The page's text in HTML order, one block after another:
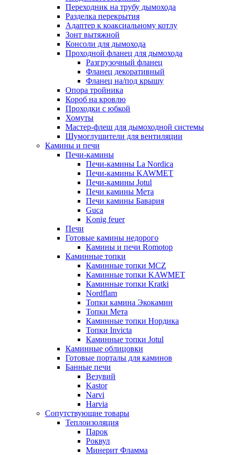
Переходник на трубу дымохода
Разделка перекрытия
Адаптер к коаксиальному котлу
Зонт вытяжной
Консоли для дымохода
Проходной фланец для дымохода
Разгрузочный фланец
Фланец декоративный
Фланец на/под крышу
Опора тройника
Короб на кровлю
Проходки с юбкой
Хомуты
Мастер-флеш для дымоходной системы
Шумоглушители для вентиляции
Камины и печи
Печи-камины
Печи-камины La Nordica
Печи-камины KAWMET
Печи-камины Jotul
Печи камины Мета
Печи камины Бавария
Guca
Konig feuer
Печи
Готовые камины недорого
Камины и печи Romotop
Каминные топки
Каминные топки MCZ
Каминные топки KAWMET
Каминные топки Kratki
Nordflam
Топки камина Экокамин
Топки Мета
Каминные топки Нордика
Топки Invicta
Каминные топки Jotul
Каминные облицовки
Готовые порталы для каминов
Банные печи
Везувий
Kastor
Narvi
Harvia
Сопутствующие товары
Теплоизоляция
Парок
Роквул
Минерит Фламма